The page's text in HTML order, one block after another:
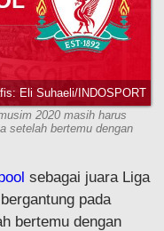
Eli Suhaeli/INDOSPORT
2020 masih harus
setelah bertemu dengan
sebagai juara Liga
pada
bertemu dengan